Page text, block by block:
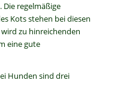
regelmäßige
Kots stehen bei diesen
zu hinreichenden
eine gute
Hunden sind drei